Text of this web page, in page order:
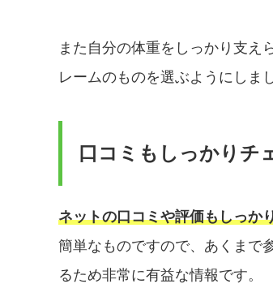
また自分の体重をしっかり支え
レームのものを選ぶようにしま
口コミもしっかりチ
ネットの口コミや評価もしっか
簡単なものですので、あくまで
るため非常に有益な情報です。